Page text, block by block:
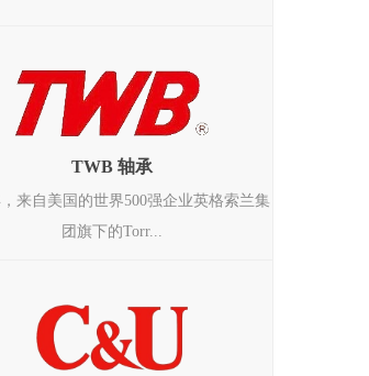
TWB 轴承
，来自美国的世界500强企业英格索兰集
团旗下的Torr...